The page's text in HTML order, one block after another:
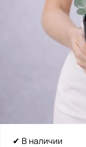
✔ В наличии